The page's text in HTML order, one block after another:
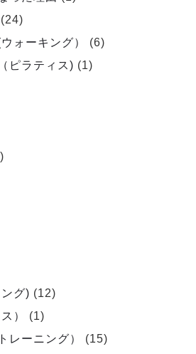
(24)
ォーキング）
(6)
ピラティス) (1)
グ) (12)
）
(1)
レーニング）
(15)